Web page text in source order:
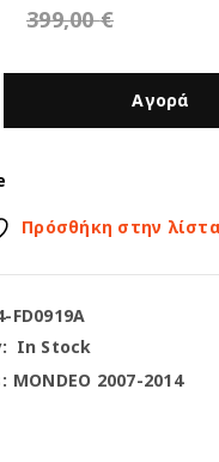
399,00€
Αγορά
Πρόσθήκη στην
FD0919A
In Stock
MONDEO 2007-2014